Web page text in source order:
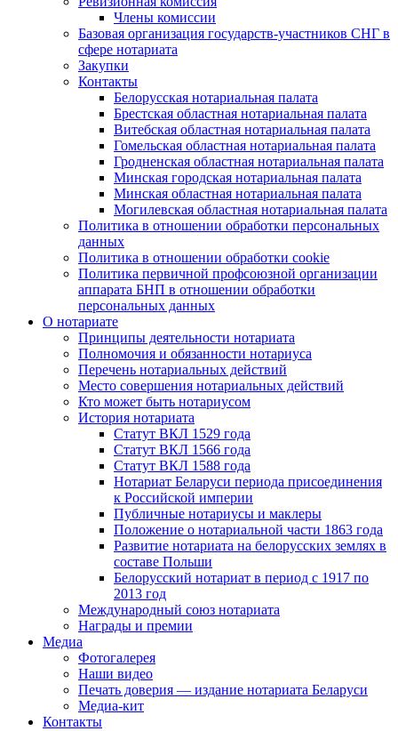
Члены комиссии
Базовая организация государств-участников СНГ в
сфере нотариата
Закупки
Контакты
Белорусская нотариальная палата
Брестская областная нотариальная палата
Витебская областная нотариальная палата
Гомельская областная нотариальная палата
Гродненская областная нотариальная палата
Минская городская нотариальная палата
Минская областная нотариальная палата
Могилевская областная нотариальная палата
Политика в отношении обработки персональных
данных
Политика в отношении обработки cookie
Политика первичной профсоюзной организации
аппарата БНП в отношении обработки
персональных данных
О нотариате
Принципы деятельности нотариата
Полномочия и обязанности нотариуса
Перечень нотариальных действий
Место совершения нотариальных действий
Кто может быть нотариусом
История нотариата
Статут ВКЛ 1529 года
Статут ВКЛ 1566 года
Статут ВКЛ 1588 года
Нотариат Беларуси периода присоединения
к Российской империи
Публичные нотариусы и маклеры
Положение о нотариальной части 1863 года
Развитие нотариата на белорусских землях в
составе Польши
Белорусский нотариат в период с 1917 по
2013 год
Международный союз нотариата
Награды и премии
Медиа
Фотогалерея
Наши видео
Печать доверия — издание нотариата Беларуси
Медиа-кит
Контакты